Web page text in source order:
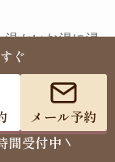
温かいお湯に浸
改善されま
めです。熱す
ぐ
メール予約
間受付中